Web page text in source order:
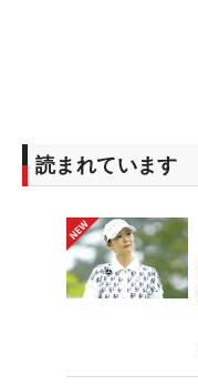
読まれています